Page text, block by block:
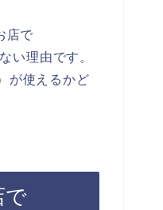
店で
い理由です。
が使えるかど
で